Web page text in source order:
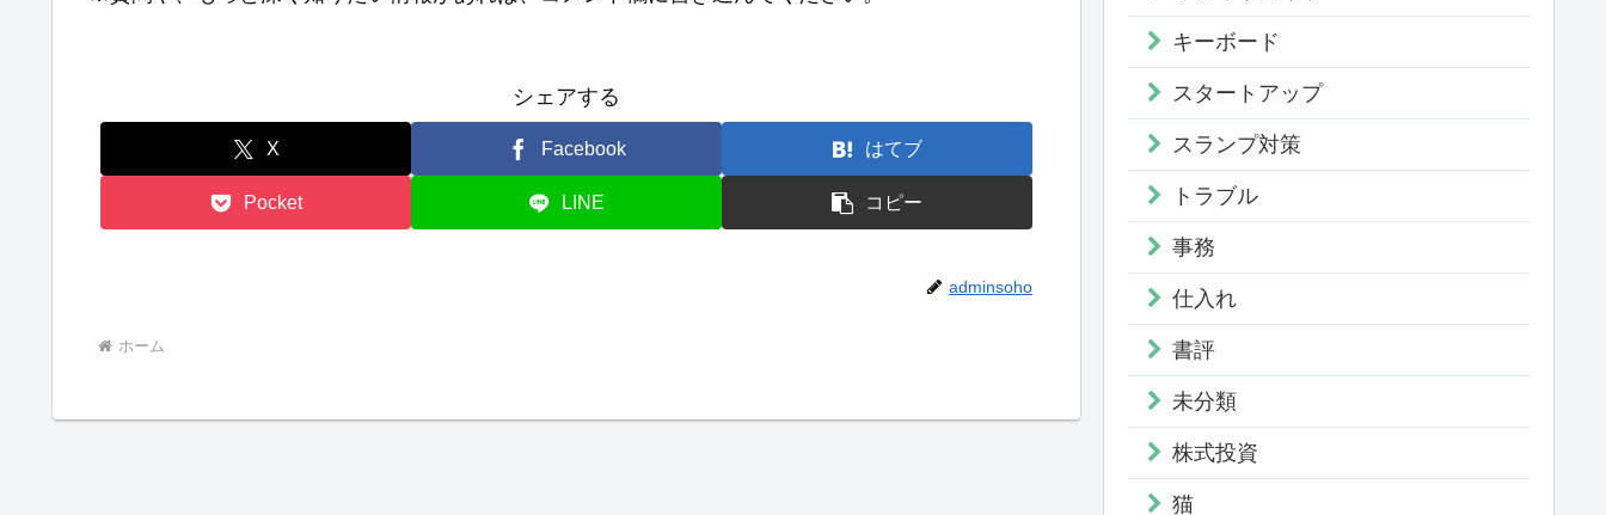
シェアする
X Facebook はてブ
Pocket LINE コピー
adminsoho
ホーム
キーボード
スタートアップ
スランプ対策
トラブル
事務
仕入れ
書評
未分類
株式投資
猫